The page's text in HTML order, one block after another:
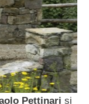
Pettinari si